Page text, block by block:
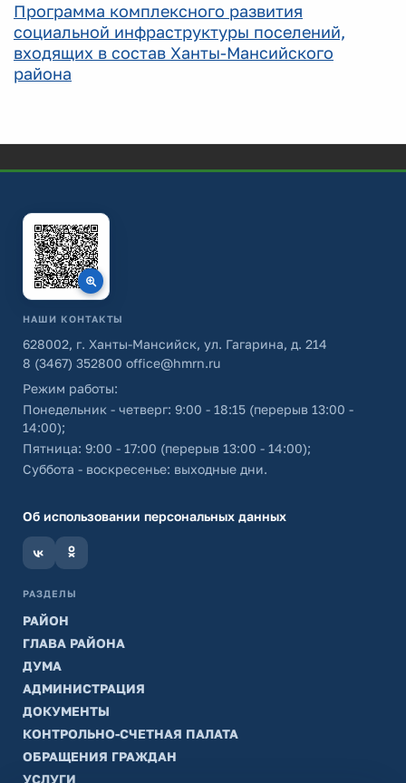
Программа комплексного развития
социальной инфраструктуры поселений,
входящих в состав Ханты-Мансийского
района
НАШИ КОНТАКТЫ
628002, г. Ханты-Мансийск, ул. Гагарина, д. 214
8 (3467) 352800 office@hmrn.ru
Режим работы:
Понедельник - четверг: 9:00 - 18:15 (перерыв 13:00 -
14:00);
Пятница: 9:00 - 17:00 (перерыв 13:00 - 14:00);
Суббота - воскресенье: выходные дни.
Об использовании персональных данных
РАЗДЕЛЫ
РАЙОН
ГЛАВА РАЙОНА
ДУМА
АДМИНИСТРАЦИЯ
ДОКУМЕНТЫ
КОНТРОЛЬНО-СЧЕТНАЯ ПАЛАТА
ОБРАЩЕНИЯ ГРАЖДАН
УСЛУГИ